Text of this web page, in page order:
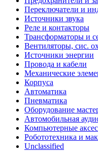
Переключатели и
Источники звука
Реле и контакторы
Трансформаторы и
Вентиляторы, сис.
Источники энергии
Провода и кабели
Механические
Корпуса
Автоматика
Пневматика
Оборудование
Автомобильная
Компьютерные
Робототехника и
Unclassified